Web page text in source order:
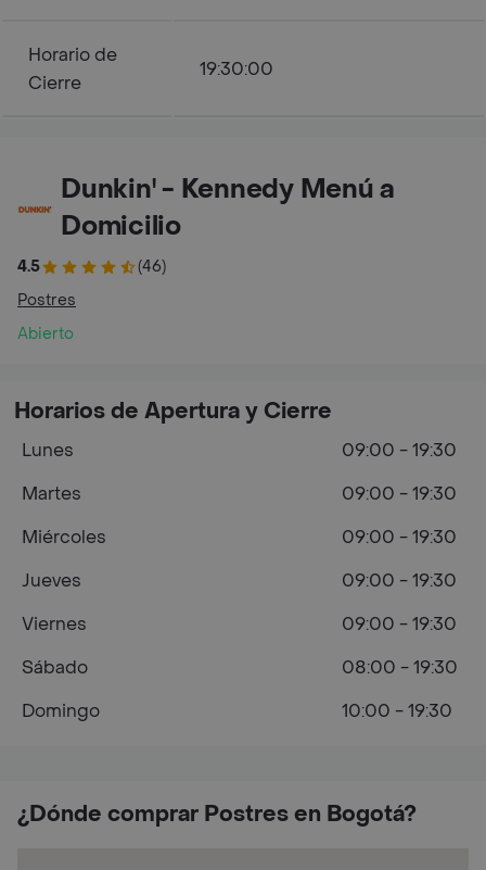
Horario de
Cierre
19:30:00
Dunkin' - Kennedy Menú a
Domicilio
4.5
(46)
Postres
Abierto
¿Dónde comprar Postres en Bogotá?
Horarios de Apertura y Cierre
Lunes
09:00 - 19:30
Martes
09:00 - 19:30
Miércoles
09:00 - 19:30
Jueves
09:00 - 19:30
Viernes
09:00 - 19:30
Sábado
08:00 - 19:30
Domingo
10:00 - 19:30